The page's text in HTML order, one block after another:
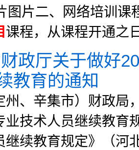
图片二、网络培训课
课程，从课程开通之
政厅关于做好
教育的通知
州、辛集市）财政
业技术人员继续教育
继续教育规定》（河